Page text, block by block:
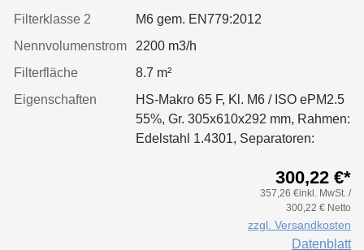
Filterklasse 2
M6 gem. EN779:2012
Nennvolumenstrom
2200 m3/h
Filterfläche
8.7 m²
Eigenschaften
HS-Makro 65 F, Kl. M6 / ISO ePM2.5
55%, Gr. 305x610x292 mm, Rahmen:
Edelstahl 1.4301, Separatoren:
300,22 €*
357,26 €inkl. MwSt. /
300,22 € Netto
zzgl. Versandkosten
Datenblatt